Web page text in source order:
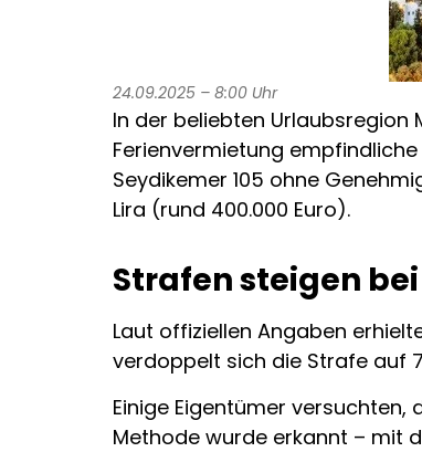
24.09.2025 – 8:00 Uhr
In der beliebten
Ferienvermietung
Seydikemer 105 ohne
Lira (rund 400.000 Euro).
Strafen steigen
Laut offiziellen Angaben
verdoppelt sich die Strafe auf
Einige Eigentümer
Methode wurde erkannt – mit